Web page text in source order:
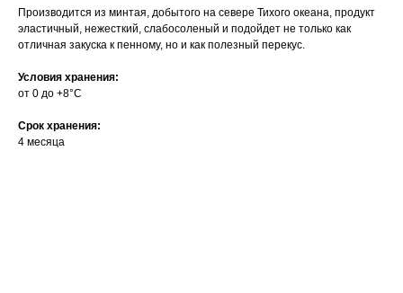
Производится из минтая, добытого на севере Тихого океана, продукт
эластичный, нежесткий, слабосоленый и подойдет не только как
отличная закуска к пенному, но и как полезный перекус.
Условия хранения:
от 0 до +8°C
Срок хранения:
4 месяца